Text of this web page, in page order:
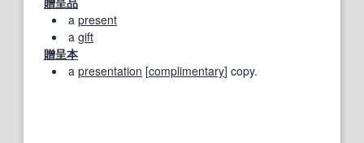
a present
a gift
贈呈本
a presentation [complimentary] copy.